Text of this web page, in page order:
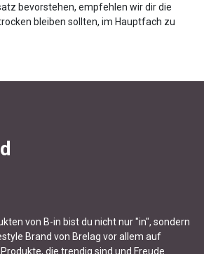
bevorstehen, empfehlen wir dir die
bleiben sollten, im Hauptfach zu
von B-in bist du nicht nur "in", sondern
Brand von Brelag vor allem auf
die trendig sind und Freude